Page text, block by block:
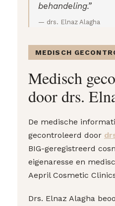
behandeling.”
— drs. Elnaz Alagha
MEDISCH
Medisch
door drs.
De medische
gecontroleerd door
BIG-geregistreerd
eigenaresse en
Aepril Cosmetic
Drs. Elnaz Alagha